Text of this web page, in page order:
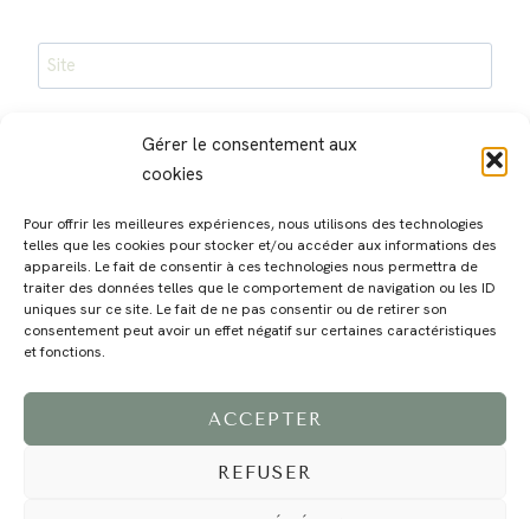
Gérer le consentement aux
cookies
Pour offrir les meilleures expériences, nous utilisons des technologies
telles que les cookies pour stocker et/ou accéder aux informations des
appareils. Le fait de consentir à ces technologies nous permettra de
traiter des données telles que le comportement de navigation ou les ID
uniques sur ce site. Le fait de ne pas consentir ou de retirer son
consentement peut avoir un effet négatif sur certaines caractéristiques
et fonctions.
ACCEPTER
REFUSER
Site
navigateur pour mon prochain commentaire.
MAGALI